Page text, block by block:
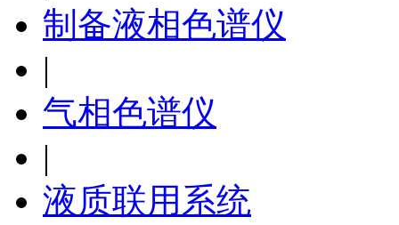
制备液相色谱仪
|
气相色谱仪
|
液质联用系统